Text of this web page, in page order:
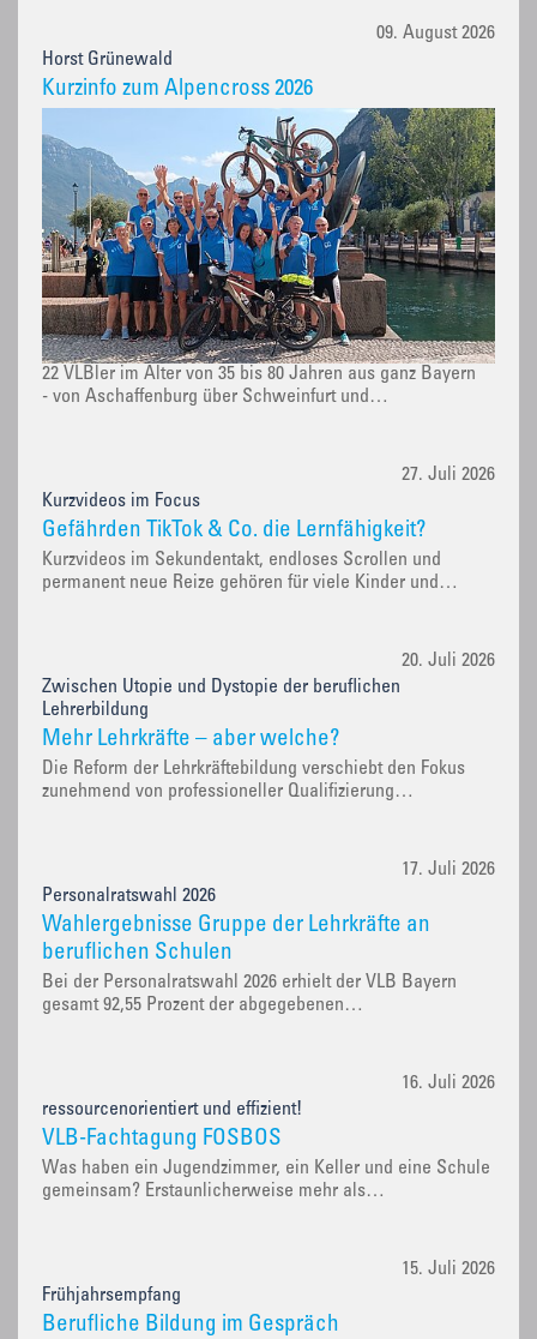
09. August 2026
Horst Grünewald
Kurzinfo zum Alpencross 2026
22 VLBler im Alter von 35 bis 80 Jahren aus ganz Bayern
- von Aschaffenburg über Schweinfurt und…
27. Juli 2026
Kurzvideos im Focus
Gefährden TikTok & Co. die Lernfähigkeit?
Kurzvideos im Sekundentakt, endloses Scrollen und
permanent neue Reize gehören für viele Kinder und…
20. Juli 2026
Zwischen Utopie und Dystopie der beruflichen
Lehrerbildung
Mehr Lehrkräfte – aber welche?
Die Reform der Lehrkräftebildung verschiebt den Fokus
zunehmend von professioneller Qualifizierung…
17. Juli 2026
Personalratswahl 2026
Wahlergebnisse Gruppe der Lehrkräfte an
beruflichen Schulen
Bei der Personalratswahl 2026 erhielt der VLB Bayern
gesamt 92,55 Prozent der abgegebenen…
16. Juli 2026
ressourcenorientiert und effizient!
VLB-Fachtagung FOSBOS
Was haben ein Jugendzimmer, ein Keller und eine Schule
gemeinsam? Erstaunlicherweise mehr als…
15. Juli 2026
Frühjahrsempfang
Berufliche Bildung im Gespräch